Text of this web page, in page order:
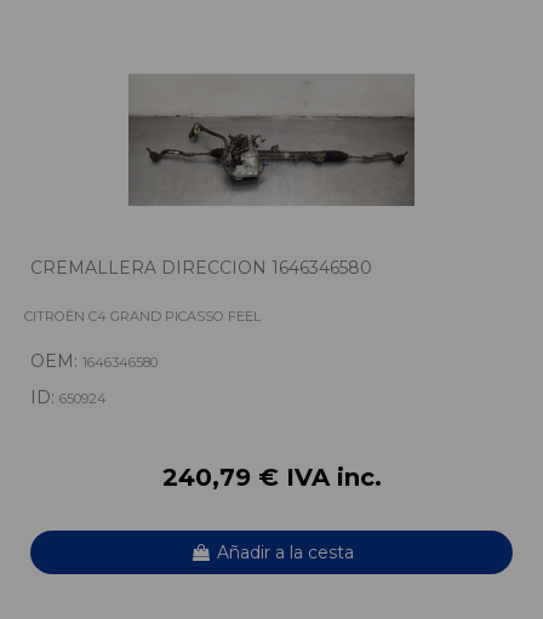
CREMALLERA DIRECCION 1646346580
CITROËN C4 GRAND PICASSO FEEL
OEM: 1646346580
ID: 650924
240,79 € IVA inc.
Añadir a la cesta